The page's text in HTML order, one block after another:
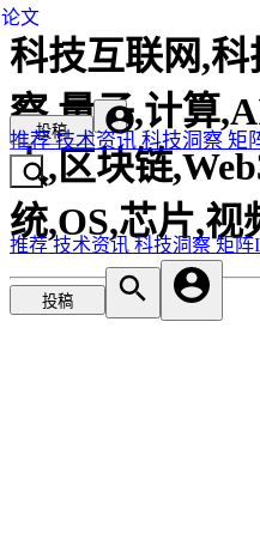
科技互联网,科
察,量子,计算
人,区块链
统,OS,芯片,视
投稿
推荐技术资讯科技洞察 矩
推荐技术资讯科技洞察矩阵
投稿
论文